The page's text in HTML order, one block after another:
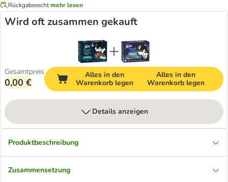
Rückgaberechtmehr lesen
Wird oft zusammen gekauft
Gesamtpreis
0,00 €
Alles in den
Warenkorb legen
Alles in den
Warenkorb legen
Details anzeigen
Produktbeschreibung
Zusammensetzung